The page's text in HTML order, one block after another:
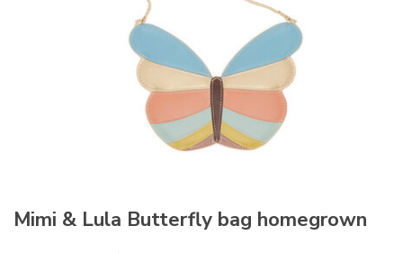
Mimi & Lula Butterfly bag homegrown